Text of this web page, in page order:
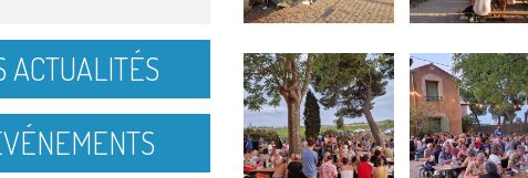
ACTUALITÉS